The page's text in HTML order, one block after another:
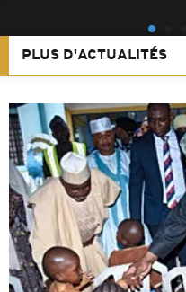
PLUS D'ACTUALITÉS